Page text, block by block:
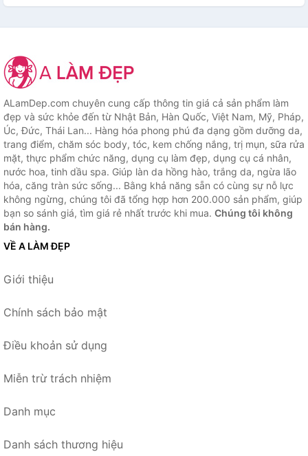
ALamDep.com chuyên cung cấp thông tin giá cả sản phẩm làm
đẹp và sức khỏe đến từ Nhật Bản, Hàn Quốc, Việt Nam, Mỹ, Pháp,
Úc, Đức, Thái Lan... Hàng hóa phong phú đa dạng gồm dưỡng da,
trang điểm, chăm sóc body, tóc, kem chống nắng, trị mụn, sữa rửa
mặt, thực phẩm chức năng, dụng cụ làm đẹp, dụng cụ cá nhân,
nước hoa, tinh dầu spa. Giúp làn da hồng hào, trắng da, ngừa lão
hóa, căng tràn sức sống... Bằng khả năng sẵn có cùng sự nỗ lực
không ngừng, chúng tôi đã tổng hợp hơn 200.000 sản phẩm, giúp
bạn so sánh giá, tìm giá rẻ nhất trước khi mua. Chúng tôi không
bán hàng.
VỀ A LÀM ĐẸP
Giới thiệu
Chính sách bảo mật
Điều khoản sử dụng
Miễn trừ trách nhiệm
Danh mục
Danh sách thương hiệu